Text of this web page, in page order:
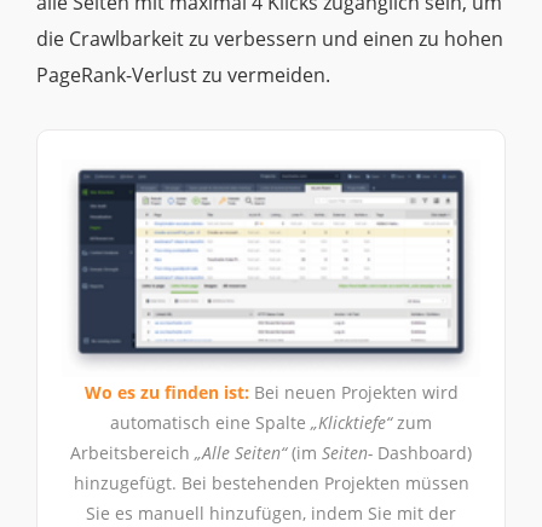
die Crawlbarkeit zu verbessern und einen zu hohen
PageRank-Verlust zu vermeiden.
Wo es zu finden ist:Bei neuen Projekten wird
automatisch eine Spalte „Klicktiefe“zum
Arbeitsbereich „Alle Seiten“(im Seiten- Dashboard)
hinzugefügt. Bei bestehenden Projekten müssen
Sie es manuell hinzufügen, indem Sie mit der